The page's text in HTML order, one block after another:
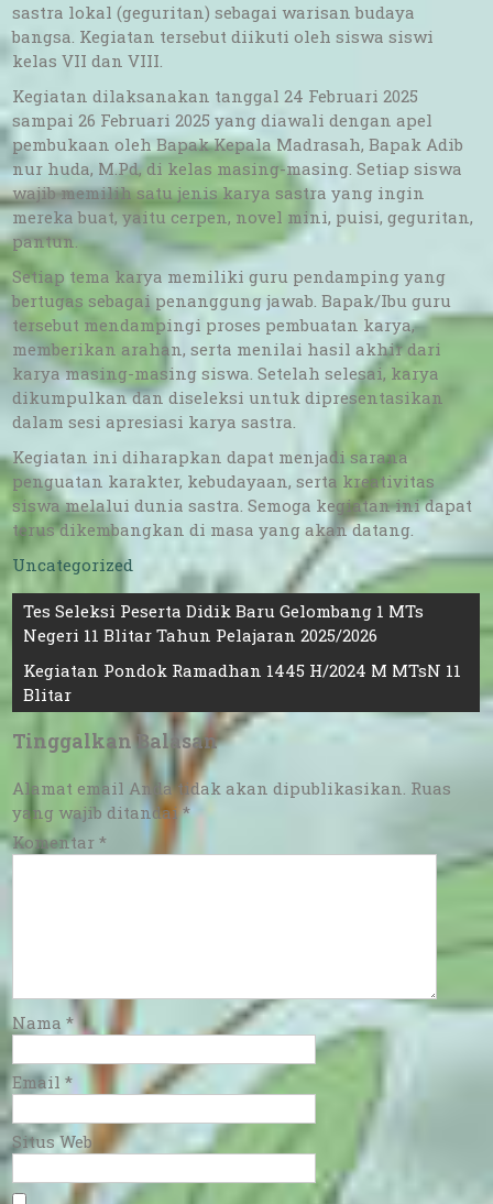
sastra lokal (geguritan) sebagai warisan budaya
bangsa. Kegiatan tersebut diikuti oleh siswa siswi
kelas VII dan VIII.
Kegiatan dilaksanakan tanggal 24 Februari 2025
sampai 26 Februari 2025 yang diawali dengan apel
pembukaan oleh Bapak Kepala Madrasah, Bapak Adib
nur huda, M.Pd, di kelas masing-masing. Setiap siswa
wajib memilih satu jenis karya sastra yang ingin
mereka buat, yaitu cerpen, novel mini, puisi, geguritan,
pantun.
Setiap tema karya memiliki guru pendamping yang
bertugas sebagai penanggung jawab. Bapak/Ibu guru
tersebut mendampingi proses pembuatan karya,
memberikan arahan, serta menilai hasil akhir dari
karya masing-masing siswa. Setelah selesai, karya
dikumpulkan dan diseleksi untuk dipresentasikan
dalam sesi apresiasi karya sastra.
Kegiatan ini diharapkan dapat menjadi sarana
penguatan karakter, kebudayaan, serta kreativitas
siswa melalui dunia sastra. Semoga kegiatan ini dapat
terus dikembangkan di masa yang akan datang.
Uncategorized
Navigasi
pos
Tes Seleksi Peserta Didik Baru Gelombang 1 MTs
Negeri 11 Blitar Tahun Pelajaran 2025/2026
Kegiatan Pondok Ramadhan 1445 H/2024 M MTsN 11
Blitar
Tinggalkan Balasan
Alamat email Anda tidak akan dipublikasikan. Ruas
yang wajib ditandai*
Komentar*
Nama*
Email*
Situs Web